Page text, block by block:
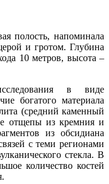
полость, напоминала
и гротом. Глубина
10 метров, высота –
в виде
богатого материала
(средний каменный
отщепы из кремния и
из обсидиана
с теми регионами
стекла. В
количество костей